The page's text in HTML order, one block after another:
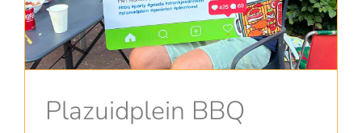
Plazuidplein BBQ